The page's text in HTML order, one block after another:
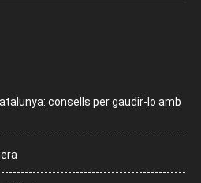
consells per gaudir-lo amb